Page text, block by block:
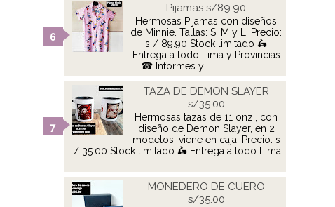
Pijamas s/89.90
Hermosas Pijamas con diseños
de Minnie. Tallas: S, M y L. Precio:
s / 89.90 Stock limitado 🛵
Entrega a todo Lima y Provincias
☎ Informes y ...
TAZA DE DEMON SLAYER
s/35.00
Hermosas tazas de 11 onz., con
diseño de Demon Slayer, en 2
modelos, viene en caja. Precio: s
/ 35.00 Stock limitado 🛵 Entrega a todo Lima
...
MONEDERO DE CUERO
s/35.00